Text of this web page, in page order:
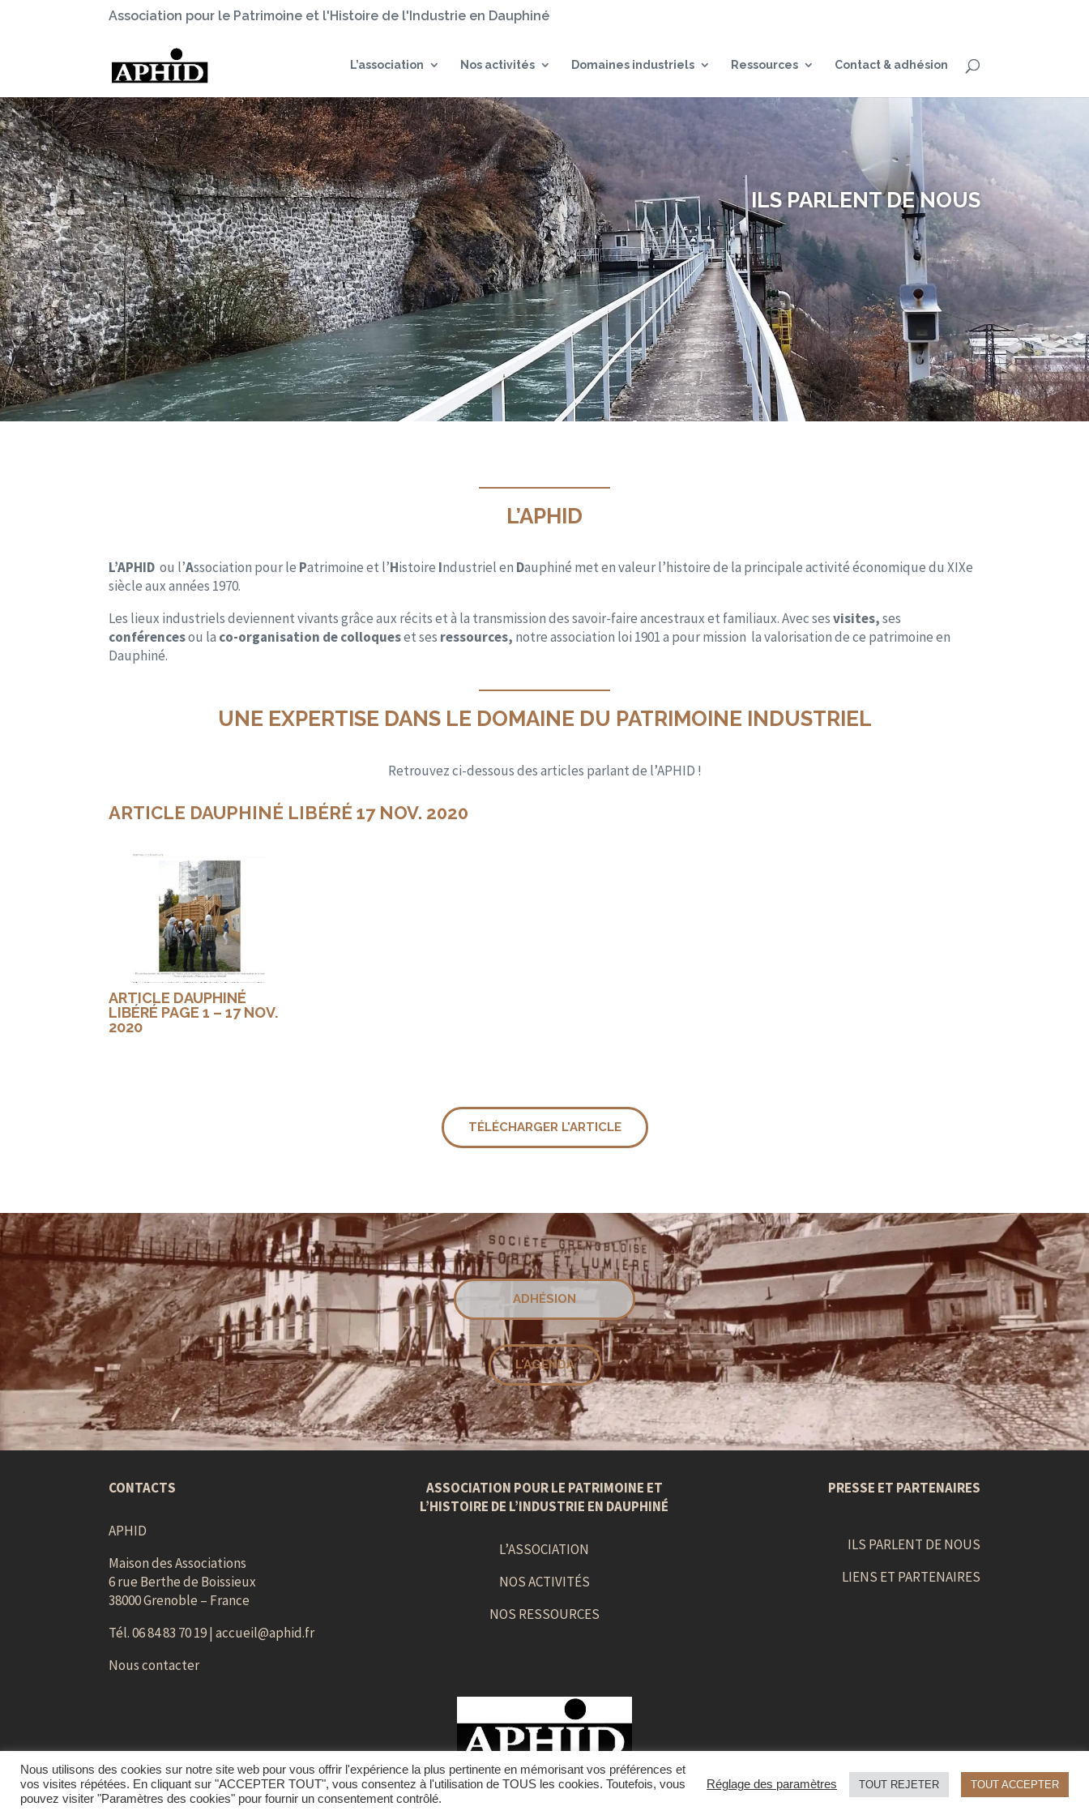
Association pour le Patrimoine et l'Histoire de l'Industrie en Dauphiné
L’association Nos activités Domaines industriels Ressources Contact & adhésion
ILS PARLENT DE NOUS
L’APHID
L’APHID ou l’Association pour le Patrimoine et l’Histoire Industriel en Dauphiné met en valeur l’histoire de la principale activité économique du XIXe
siècle aux années 1970.
Les lieux industriels deviennent vivants grâce aux récits et à la transmission des savoir-faire ancestraux et familiaux. Avec ses visites,ses
conférencesou la co-organisation de colloqueset ses ressources, notre association loi 1901 a pour mission la valorisation de ce patrimoine en
Dauphiné.
UNE EXPERTISE DANS LE DOMAINE DU PATRIMOINE INDUSTRIEL
Retrouvez ci-dessous des articles parlant de l’APHID !
ARTICLE DAUPHINÉ LIBÉRÉ17 NOV. 2020
ARTICLE DAUPHINÉ
LIBÉRÉ PAGE 1 – 17 NOV.
2020
TÉLÉCHARGER L'ARTICLE
ADHÉSION
L'AGENDA
CONTACTS
APHID
Maison des Associations
6 rue Berthe de Boissieux
38000 Grenoble – France
Tél. 06 84 83 70 19 |accueil@aphid.fr
Nous contacter
ASSOCIATION POUR LE PATRIMOINE ET
L’HISTOIRE DE L’INDUSTRIE EN DAUPHINÉ
L’ASSOCIATION
NOS ACTIVITÉS
NOS RESSOURCES
PRESSE ET PARTENAIRES
ILS PARLENT DE NOUS
LIENS ET PARTENAIRES
© 2021 APHID –
Nous utilisons des cookies sur notre site web pour vous offrir l'expérience la plus pertinente en mémorisant vos préférences et
vos visites répétées. En cliquant sur "ACCEPTER TOUT", vous consentez à l'utilisation de TOUS les cookies. Toutefois, vous
pouvez visiter "Paramètres des cookies" pour fournir un consentement contrôlé.
Réglage des paramètres TOUT REJETER TOUT ACCEPTER